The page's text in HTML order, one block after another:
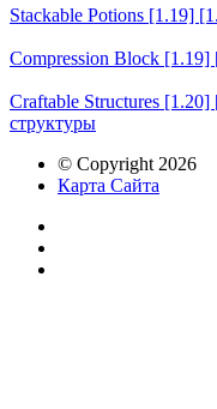
Stackable Potions [1.19]
Compression Block
Craftable Structures
структуры
© Copyright 2026
Карта Сайта